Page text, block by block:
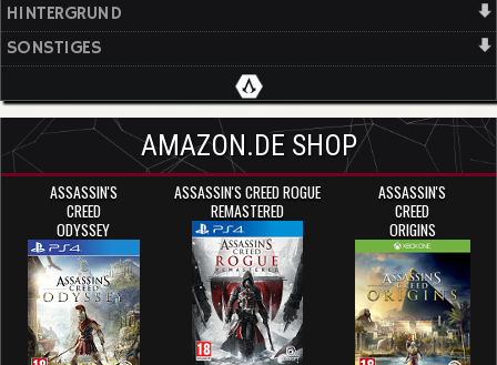
HINTERGRUND
SONSTIGES
AMAZON.DE SHOP
ASSASSIN'S
CREED
ODYSSEY
ASSASSIN'S CREED ROGUE
REMASTERED
ASSASSIN'S
CREED
ORIGINS